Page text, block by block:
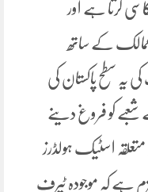
کرتا ہے اور
ممالک کے ساتھ
یہ سطح پاکستان کی
شعبے کو فروغ دینے
اسٹیک ہولڈرز
ہے کہ موجودہ ٹیرف